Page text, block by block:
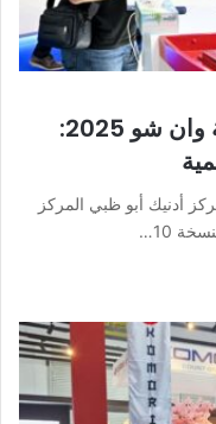
معرض الورق والمناديل الورقية وان شو 2025:
2025، سيصبح مركز أدنيك أبو ظبي المركز
10…